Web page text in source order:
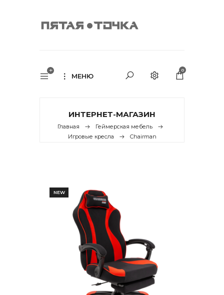
МЕНЮ
0
ИНТЕРНЕТ-МАГАЗИН
Главная
Геймерская мебель
Игровые кресла
Chairman
NEW